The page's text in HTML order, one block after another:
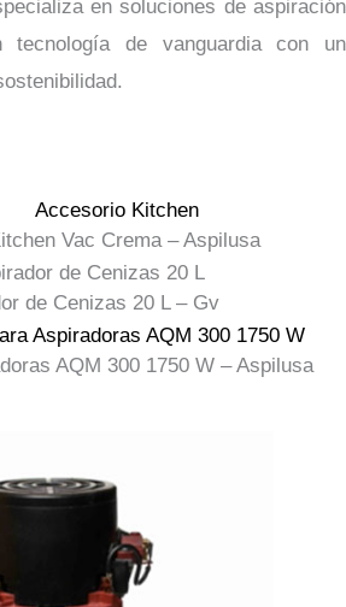
en soluciones de aspiración
tecnología de vanguardia con un
Vac Crema – Aspilusa
de Cenizas 20 L – Gv
AQM 300 1750 W – Aspilusa